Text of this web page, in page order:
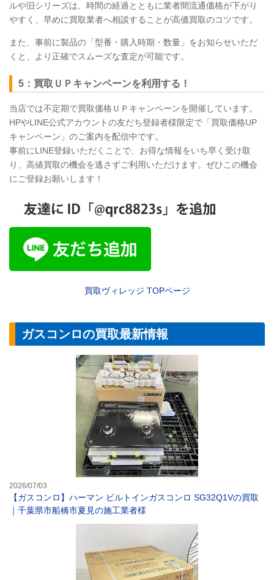
ルや旧シリーズは、時間の経過とともに業者間流通価格が下がり
やすく、早めに買取業者へ相談することが高価買取のコツです。
また、事前に製品の「型番・購入時期・数量」をお知らせいただ
くと、より正確でスムーズな査定が可能です。
5：買取ＵＰキャンペーンを利用する！
当店では不定期で買取価格ＵＰキャンペーンを開催しています。
HPやLINE公式アカウントの友だち登録者様限定で「買取価格UP
キャンペーン」のご案内を配信中です。
事前にLINE登録いただくことで、お得な情報をいち早く受け取
り、高値買取の機会を逃さずご利用いただけます。ぜひこの機会
にご登録お願いします！
買取ヴィレッジ TOPページ
ガスコンロの買取最新情報
2026/07/03
【ガスコンロ】ハーマン ビルトインガスコンロ SG32Q1Vの買取
｜千葉県市船橋市夏見の施工業者様